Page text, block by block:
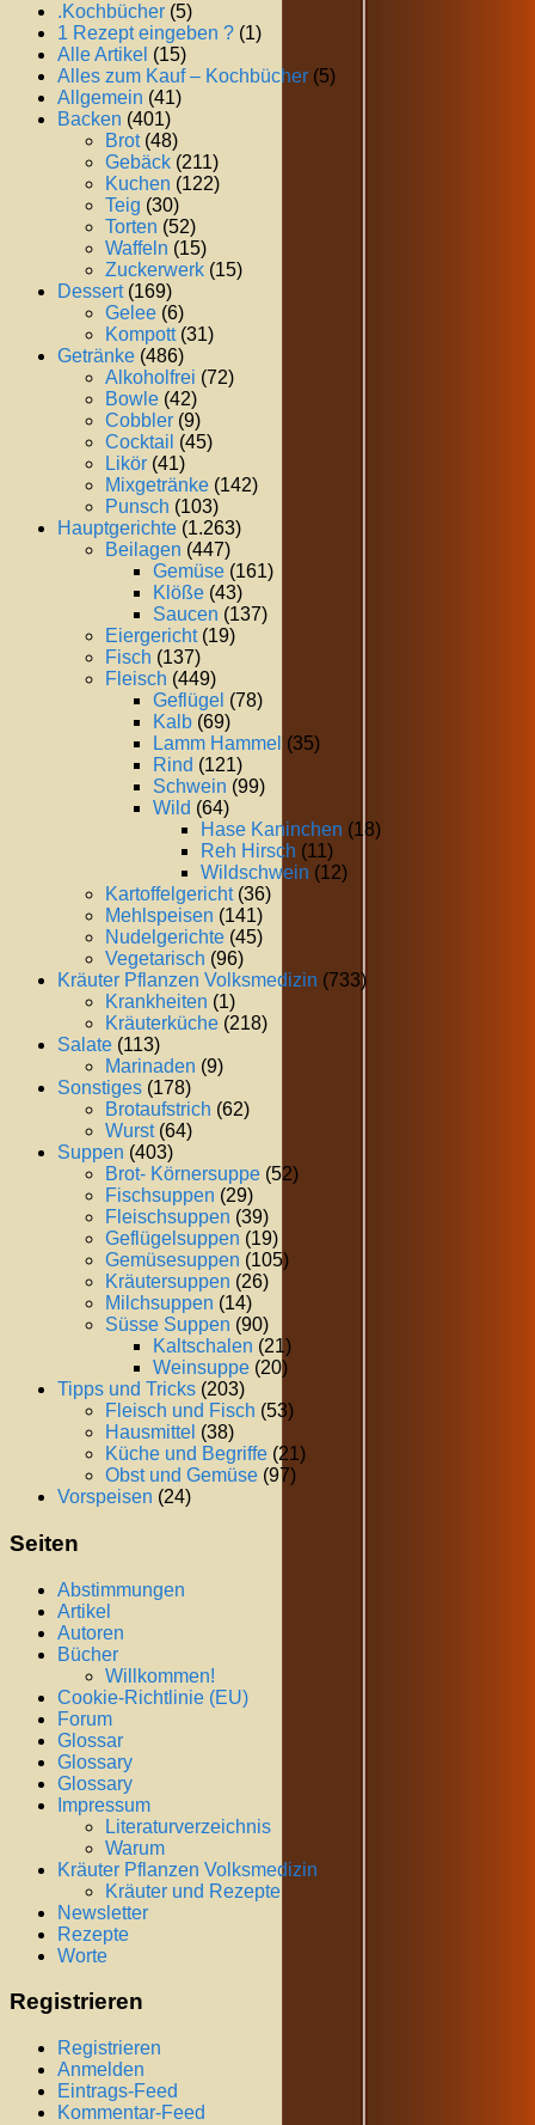
.Kochbücher (5)
1 Rezept eingeben ? (1)
Alle Artikel (15)
Alles zum Kauf – Kochbücher (5)
Allgemein (41)
Backen (401)
Brot(48)
Gebäck (211)
Kuchen (122)
Teig (30)
Torten (52)
Waffeln (15)
Zuckerwerk (15)
Dessert(169)
Gelee (6)
Kompott(31)
Getränke (486)
Alkoholfrei (72)
Bowle (42)
Cobbler (9)
Cocktail (45)
Likör (41)
Mixgetränke (142)
Punsch (103)
Hauptgerichte (1.263)
Beilagen (447)
Gemüse (161)
Klöße (43)
Saucen (137)
Eiergericht(19)
Fisch (137)
Fleisch (449)
Geflügel (78)
Kalb (69)
Lamm Hammel (35)
Rind (121)
Schwein (99)
Wild (64)
Hase Kaninchen (18)
Reh Hirsch (11)
Wildschwein (12)
Kartoffelgericht(36)
Mehlspeisen (141)
Nudelgerichte (45)
Vegetarisch (96)
Kräuter Pflanzen Volksmedizin (733)
Krankheiten (1)
Kräuterküche (218)
Salate (113)
Marinaden (9)
Sonstiges (178)
Brotaufstrich (62)
Wurst(64)
Suppen (403)
Brot- Körnersuppe (52)
Fischsuppen (29)
Fleischsuppen (39)
Geflügelsuppen (19)
Gemüsesuppen (105)
Kräutersuppen (26)
Milchsuppen (14)
Süsse Suppen (90)
Kaltschalen (21)
Weinsuppe (20)
Tipps und Tricks (203)
Fleisch und Fisch (53)
Hausmittel (38)
Küche und Begriffe (21)
Obst und Gemüse (97)
Vorspeisen (24)
Seiten
Abstimmungen
Artikel
Autoren
Bücher
Willkommen!
Cookie-Richtlinie (EU)
Forum
Glossar
Glossary
Glossary
Impressum
Literaturverzeichnis
Warum
Kräuter Pflanzen Volksmedizin
Kräuter und Rezepte
Newsletter
Rezepte
Worte
Registrieren
Registrieren
Anmelden
Eintrags-Feed
Kommentar-Feed